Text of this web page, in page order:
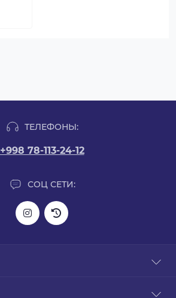
ТЕЛЕФОНЫ:
+998 78-113-24-12
СОЦ СЕТИ: